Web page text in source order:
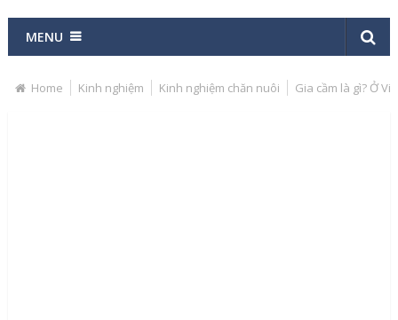
MENU
Home Kinh nghiệm Kinh nghiệm chăn nuôi Gia cầm là gì? Ở